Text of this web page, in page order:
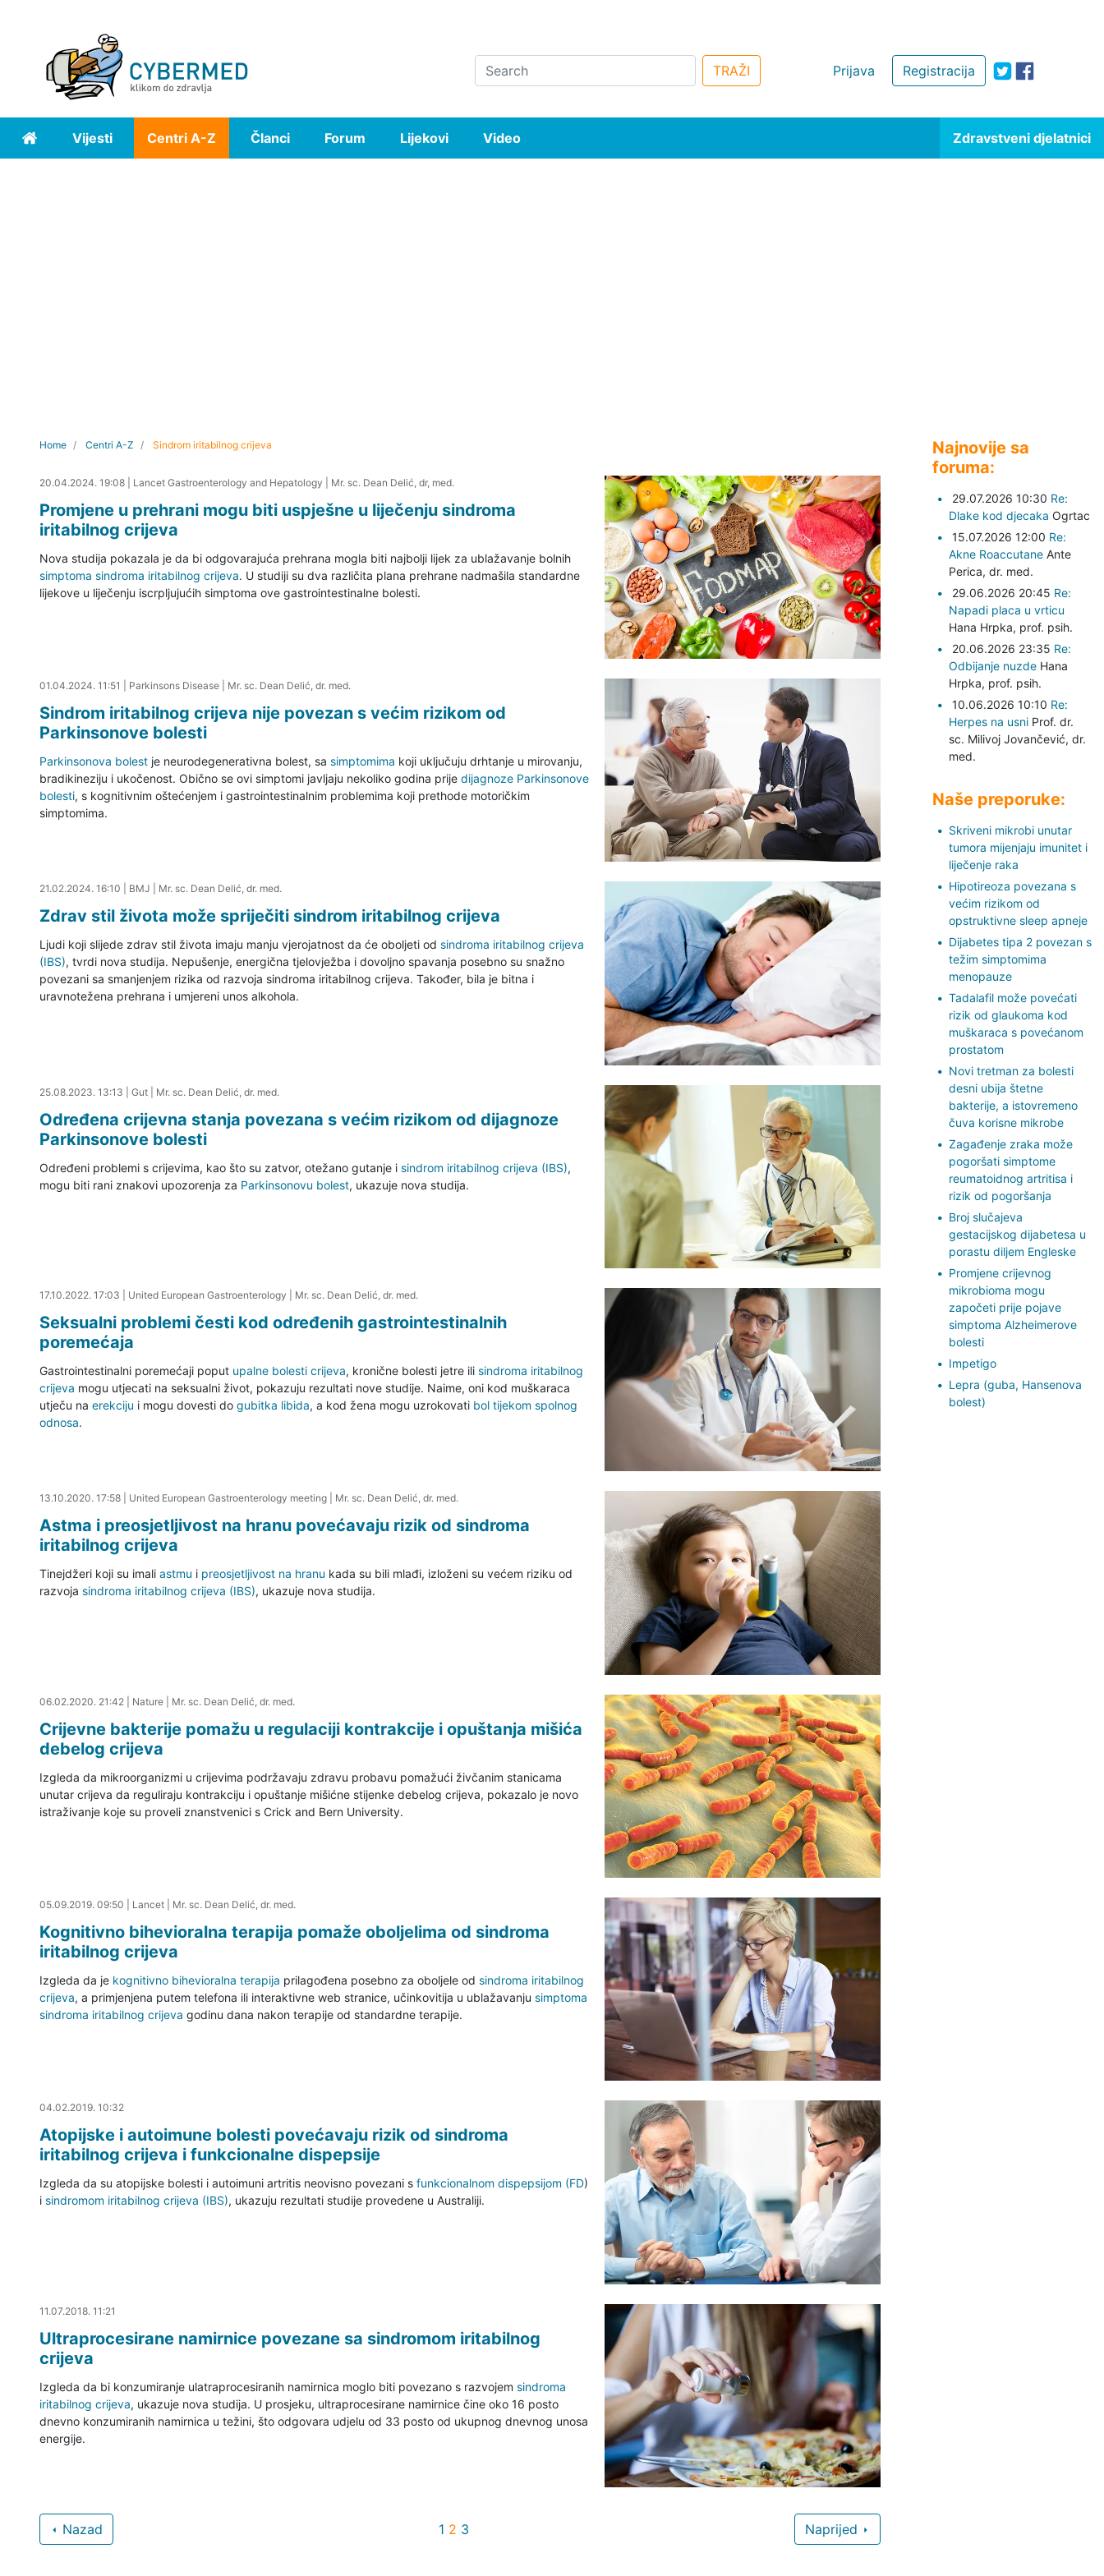
Registracija
Prijava
Search TRAŽI
Home Vijesti Centri A-Z Članci Forum Lijekovi Video Zdravstveni djelatnici
Home Centri A-Z Sindrom iritabilnog crijeva
20.04.2024. 20:02
20.04.2024. 19:08| Lancet Gastroenterology and Hepatology Mr. sc. Dean Delić, dr, med.
Promjene u prehrani mogu biti uspješne u liječenju sindroma
iritabilnog crijeva
Nova studija pokazala je da bi odgovarajuća prehrana mogla biti najbolji lijek za ublažavanje bolnih
simptoma sindroma iritabilnog crijeva. U studiji su dva različita plana prehrane nadmašila standardne
lijekove u liječenju iscrpljujućih simptoma ove gastrointestinalne bolesti.
01.04.2024. 12:10
01.04.2024. 11:51 Parkinsons Disease| Mr. sc. Dean Delić, dr. med.
Sindrom iritabilnog crijeva nije povezan s većim rizikom od
Parkinsonove bolesti
Parkinsonova bolestje neurodegenerativna bolest, sa simptomima koji uključuju drhtanje u mirovanju,
bradikineziju i ukočenost. Obično se ovi simptomi javljaju nekoliko godina prije dijagnoze Parkinsonove
bolesti, s kognitivnim oštećenjem i gastrointestinalnim problemima koji prethode motoričkim
simptomima.
21.02.2024. 16:49
21.02.2024. 16:10 BMJ Mr. sc. Dean Delić, dr. med.
Zdrav stil života može spriječiti sindrom iritabilnog crijeva
Ljudi koji slijede zdrav stil života imaju manju vjerojatnost da će oboljeti od sindroma iritabilnog crijeva
(IBS), tvrdi nova studija. Nepušenje, energična tjelovježba i dovoljno spavanja posebno su snažno
povezani sa smanjenjem rizika od razvoja sindroma iritabilnog crijeva. Također, bila je bitna i
uravnotežena prehrana i umjereni unos alkohola.
25.08.2023. 13:29
25.08.2023. 13:13 Gut| Mr. sc. Dean Delić, dr. med.
Određena crijevna stanja povezana s većim rizikom od dijagnoze
Parkinsonove bolesti
Određeni problemi s crijevima, kao što su zatvor, otežano gutanje i sindrom iritabilnog crijeva (IBS),
mogu biti rani znakovi upozorenja za Parkinsonovu bolest, ukazuje nova studija.
17.10.2022. 17:31
17.10.2022. 17:03 United European Gastroenterology Mr. sc. Dean Delić, dr. med.
Seksualni problemi česti kod određenih gastrointestinalnih
poremećaja
Gastrointestinalni poremećaji poput upalne bolesti crijeva, kronične bolesti jetre ili sindroma iritabilnog
crijeva mogu utjecati na seksualni život, pokazuju rezultati nove studije. Naime, oni kod muškaraca
utječu na erekciju i mogu dovesti do gubitka libida, a kod žena mogu uzrokovati bol tijekom spolnog
odnosa.
13.10.2020. 18:22
13.10.2020. 17:58| United European Gastroenterology meeting| Mr. sc. Dean Delić, dr. med.
Astma i preosjetljivost na hranu povećavaju rizik od sindroma
iritabilnog crijeva
Tinejdžeri koji su imali astmu i preosjetljivost na hranu kada su bili mlađi, izloženi su većem riziku od
razvoja sindroma iritabilnog crijeva (IBS), ukazuje nova studija.
06.02.2020. 22:08
06.02.2020. 21:42| Nature| Mr. sc. Dean Delić, dr. med.
Crijevne bakterije pomažu u regulaciji kontrakcije i opuštanja mišića
debelog crijeva
Izgleda da mikroorganizmi u crijevima podržavaju zdravu probavu pomažući živčanim stanicama
unutar crijeva da reguliraju kontrakciju i opuštanje mišićne stijenke debelog crijeva, pokazalo je novo
istraživanje koje su proveli znanstvenici s Crick and Bern University.
05.09.2019. 10:32
05.09.2019. 09:50 Lancet| Mr. sc. Dean Delić, dr. med.
Kognitivno bihevioralna terapija pomaže oboljelima od sindroma
iritabilnog crijeva
Izgleda da je kognitivno bihevioralna terapija prilagođena posebno za oboljele od sindroma iritabilnog
crijeva, a primjenjena putem telefona ili interaktivne web stranice, učinkovitija u ublažavanju simptoma
sindroma iritabilnog crijeva godinu dana nakon terapije od standardne terapije.
04.02.2019. 11:26
04.02.2019. 10:32
Atopijske i autoimune bolesti povećavaju rizik od sindroma
iritabilnog crijeva i funkcionalne dispepsije
Izgleda da su atopijske bolesti i autoimuni artritis neovisno povezani s funkcionalnom dispepsijom (FD)
i sindromom iritabilnog crijeva (IBS), ukazuju rezultati studije provedene u Australiji.
11.07.2018. 11:46
11.07.2018. 11:21
Ultraprocesirane namirnice povezane sa sindromom iritabilnog
crijeva
Izgleda da bi konzumiranje ulatraprocesiranih namirnica moglo biti povezano s razvojem sindroma
iritabilnog crijeva, ukazuje nova studija. U prosjeku, ultraprocesirane namirnice čine oko 16 posto
dnevno konzumiranih namirnica u težini, što odgovara udjelu od 33 posto od ukupnog dnevnog unosa
energije.
Nazad 1 2 3 Naprijed
Najnovije sa
foruma:
29.07.2026 10:30 Re:
Dlake kod djecaka Ogrtac
15.07.2026 12:00 Re:
Akne Roaccutane Ante
Perica, dr. med.
29.06.2026 20:45 Re:
Napadi placa u vrticu
Hana Hrpka, prof. psih.
20.06.2026 23:35 Re:
Odbijanje nuzde Hana
Hrpka, prof. psih.
10.06.2026 10:10 Re:
Herpes na usni Prof. dr.
sc. Milivoj Jovančević, dr.
med.
Naše preporuke:
Skriveni mikrobi unutar
tumora mijenjaju imunitet i
liječenje raka
Hipotireoza povezana s
većim rizikom od
opstruktivne sleep apneje
Dijabetes tipa 2 povezan s
težim simptomima
menopauze
Tadalafil može povećati
rizik od glaukoma kod
muškaraca s povećanom
prostatom
Novi tretman za bolesti
desni ubija štetne
bakterije, a istovremeno
čuva korisne mikrobe
Zagađenje zraka može
pogoršati simptome
reumatoidnog artritisa i
rizik od pogoršanja
Broj slučajeva
gestacijskog dijabetesa u
porastu diljem Engleske
Promjene crijevnog
mikrobioma mogu
započeti prije pojave
simptoma Alzheimerove
bolesti
Impetigo
Lepra (guba, Hansenova
bolest)